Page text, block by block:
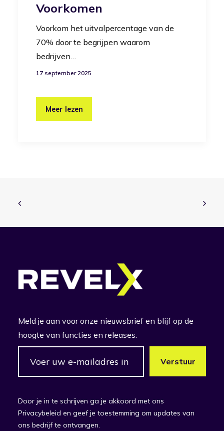
Voorkomen
Voorkom het uitvalpercentage van de
70% door te begrijpen waarom
bedrijven…
17 september 2025
Meer lezen
Meld je aan voor onze nieuwsbrief en blijf op de
hoogte van functies en releases.
Door je in te schrijven ga je akkoord met ons
Privacybeleid en geef je toestemming om updates van
ons bedrijf te ontvangen.